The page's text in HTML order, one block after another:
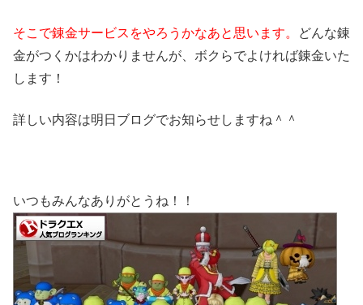
そこで錬金サービスをやろうかなあと思います。
どんな錬
金がつくかはわかりませんが、ボクらでよければ錬金いた
します！
詳しい内容は明日ブログでお知らせしますね＾＾
いつもみんなありがとうね！！